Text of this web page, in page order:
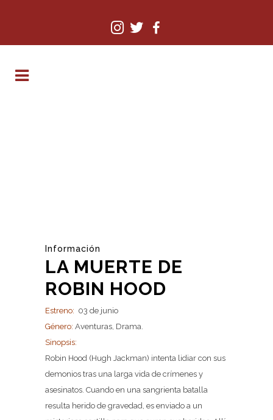
Información
LA MUERTE DE
ROBIN HOOD
Estreno: 03 de junio
Género: Aventuras, Drama.
Sinopsis:
Robin Hood (Hugh Jackman) intenta lidiar con sus
demonios tras una larga vida de crímenes y
asesinatos. Cuando en una sangrienta batalla
resulta herido de gravedad, es enviado a un